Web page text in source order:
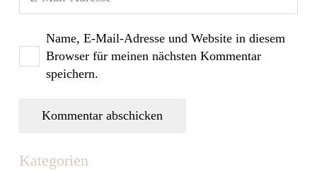
Name, E-Mail-Adresse und Website in diesem
Browser für meinen nächsten Kommentar
speichern.
Kommentar abschicken
Kategorien